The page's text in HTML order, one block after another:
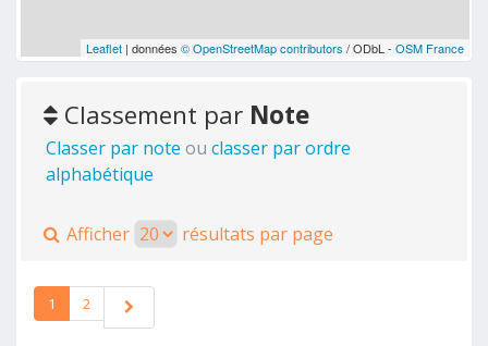
Leaflet| données © OpenStreetMap contributors / ODbL - OSM France
Classement par Note
Classer par note ou classer par ordre
alphabétique
Afficher résultats par page
1 2